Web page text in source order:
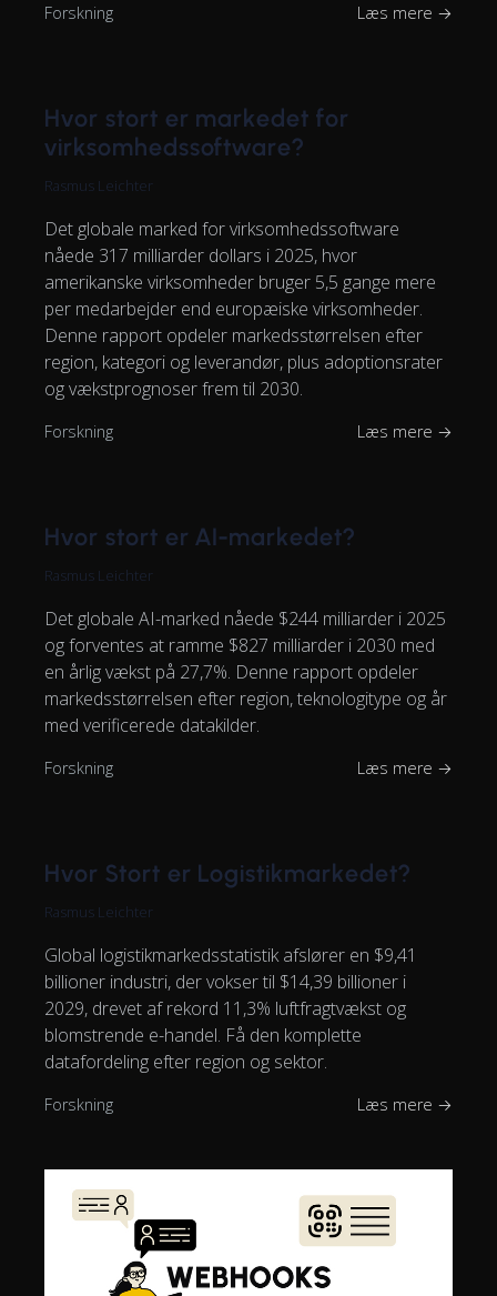
Forskning Læs mere →
Hvor stort er markedet for
virksomhedssoftware?
Rasmus Leichter
Det globale marked for virksomhedssoftware
nåede 317 milliarder dollars i 2025, hvor
amerikanske virksomheder bruger 5,5 gange mere
per medarbejder end europæiske virksomheder.
Denne rapport opdeler markedsstørrelsen efter
region, kategori og leverandør, plus adoptionsrater
og vækstprognoser frem til 2030.
Forskning Læs mere →
Hvor stort er AI-markedet?
Rasmus Leichter
Det globale AI-marked nåede $244 milliarder i 2025
og forventes at ramme $827 milliarder i 2030 med
en årlig vækst på 27,7%. Denne rapport opdeler
markedsstørrelsen efter region, teknologitype og år
med verificerede datakilder.
Forskning Læs mere →
Hvor Stort er Logistikmarkedet?
Rasmus Leichter
Global logistikmarkedsstatistik afslører en $9,41
billioner industri, der vokser til $14,39 billioner i
2029, drevet af rekord 11,3% luftfragtvækst og
blomstrende e-handel. Få den komplette
datafordeling efter region og sektor.
Forskning Læs mere →